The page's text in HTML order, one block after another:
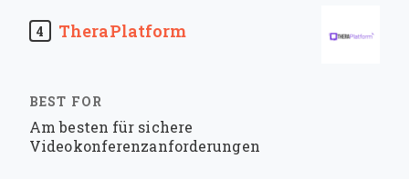
4 TheraPlatform
Am besten für sichere
Videokonferenzanforderungen